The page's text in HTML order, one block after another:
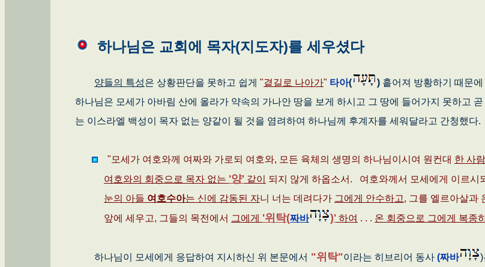
하나님은 교회에 목자(지도자)를 세우셨다
양들의 특성은 상황판단을 못하고 쉽게 "곁길로 나아가" 타아( ) 흩어져 방황하기 때문에
하나님은 모세가 아바림 산에 올라가 약속의 가나안 땅을 보게 하시고 그 땅에 들어가지 못하고
는 이스라엘 백성이 목자 없는 양같이 될 것을 염려하여 하나님께 후계자를 세워달라고 간청했다.
"모세가 여호와께 여짜와 가로되 여호와, 모든 육체의 생명의 하나님이시여 원컨대 한 사
여호와의 회중으로 목자 없는 '양' 같이
되지 않게 하옵소서. 여호와께서 모세에게 이르시
눈의 아들 여호수아는 신에 감동된 자니 너는 데려다가 그에게 안수하고, 그를 엘르아살과
앞에 세우고, 그들의 목전에서 그에게 '위탁(짜바 )' 하여 . . . 온 회중으로 그에게 복종
하나님이 모세에게 응답하여 지시하신 위 본문에서 "위탁"이라는 히브리어 동사 (짜바 )